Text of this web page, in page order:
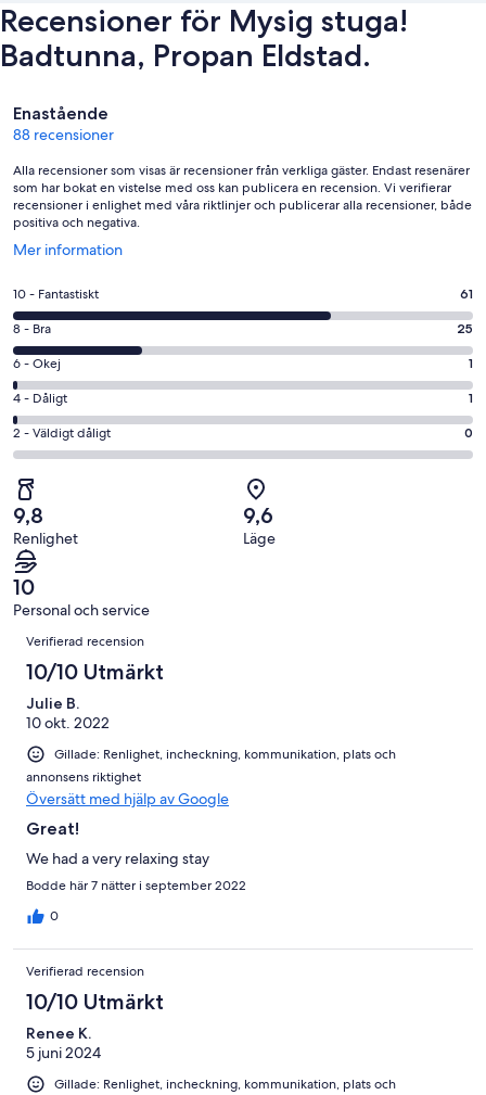
Recensioner för Mysig stuga!
Badtunna, Propan Eldstad.
Recensioner
Enastående
88 recensioner
Alla recensioner som visas är recensioner från verkliga gäster. Endast resenärer
som har bokat en vistelse med oss kan publicera en recension. Vi verifierar
recensioner i enlighet med våra riktlinjer och publicerar alla recensioner, både
positiva och negativa.
Mer information
Öppnas
ett
nytt
fönster
10
-
Fantastiskt
i
betyg.
61
av
88
recensioner
10 - Fantastiskt 61
8
-
Bra
i
betyg.
25
88
recensioner
8 - Bra 25
6
-
Okej
i
betyg.
av
88
recensioner
6 - Okej 1
4
-
Dåligt
betyg.
1
av
88
recensioner
4 - Dåligt 1
2
-
Väldigt
dåligt
betyg.
0
av
88
recensioner
2 - Väldigt dåligt 0
9,8
Renlighet
9,6
Läge
10
Personal och service
Recensioner
Verifierad recension
10/10 Utmärkt
Julie B.
10 okt. 2022
Gillade: Renlighet, incheckning, kommunikation, plats och
annonsens riktighet
Översätt med hjälp av Google
Great!
We had a very relaxing stay
Bodde här 7 nätter i september 2022
0
Verifierad recension
10/10 Utmärkt
Renee K.
5 juni 2024
Gillade: Renlighet, incheckning, kommunikation, plats och